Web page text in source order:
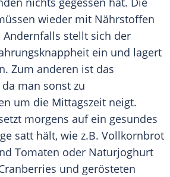
wieder mit Nährstoffen
stellt sich der
ein und lagert
Zum anderen ist das
man sonst zu
um die Mittagszeit neigt.
morgens auf ein gesundes
satt hält, wie z.B. Vollkornbrot
Tomaten oder Naturjoghurt
und gerösteten